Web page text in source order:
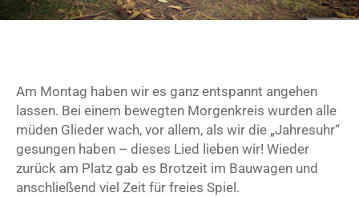
Am Montag haben wir es ganz entspannt angehen
lassen. Bei einem bewegten Morgenkreis wurden alle
müden Glieder wach, vor allem, als wir die „Jahresuhr“
gesungen haben – dieses Lied lieben wir! Wieder
zurück am Platz gab es Brotzeit im Bauwagen und
anschließend viel Zeit für freies Spiel.